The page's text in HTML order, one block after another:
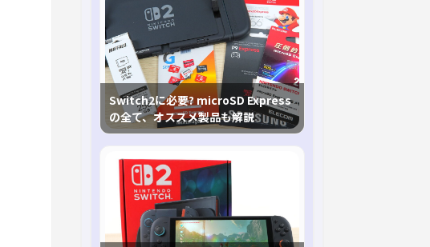
Switch2に必要? microSD Express
の全て、オススメ製品も解説